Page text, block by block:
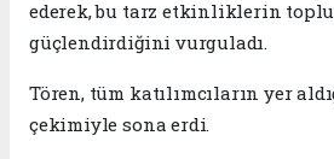
ederek, bu tarz etkinliklerin
güçlendirdiğini vurguladı.
Tören, tüm katılımcıların yer
çekimiyle sona erdi.